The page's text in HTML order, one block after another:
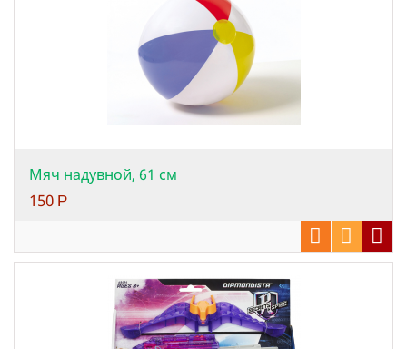
Мяч надувной, 61 см
150 Р